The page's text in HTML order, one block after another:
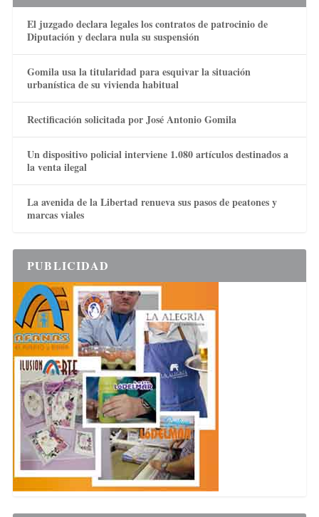
El juzgado declara legales los contratos de patrocinio de
Diputación y declara nula su suspensión
Gomila usa la titularidad para esquivar la situación
urbanística de su vivienda habitual
Rectificación solicitada por José Antonio Gomila
Un dispositivo policial interviene 1.080 artículos destinados a
la venta ilegal
La avenida de la Libertad renueva sus pasos de peatones y
marcas viales
PUBLICIDAD